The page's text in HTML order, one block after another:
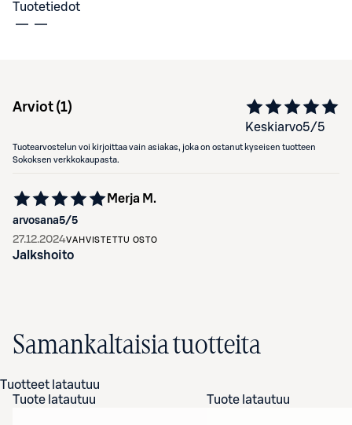
Tuotetiedot
Arviot (1)
Keskiarvo5/5
Tuotearvostelun voi kirjoittaa vain asiakas, joka on ostanut kyseisen tuotteen
Sokoksen verkkokaupasta.
arvosana5/5
Merja M.
27.12.2024VAHVISTETTU OSTO
Jalkshoito
Samankaltaisia tuotteita
Tuotteet latautuu
Tuote latautuu
Tuote latautuu